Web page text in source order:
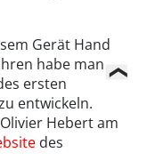
Gerät Hand
habe man
ersten
entwickeln.
Hebert am
des